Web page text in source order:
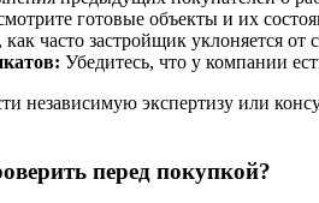
готовые объекты и их
как часто застройщик уклоняется
Убедитесь, что у компании
независимую экспертизу или
перед покупкой?